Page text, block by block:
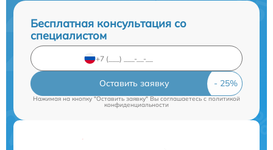
Бесплатная консультация со
специалистом
Оставить заявку
Нажимая на кнопку "Оставить заявку" Вы соглашаетесь cполитикой
конфиденциальности